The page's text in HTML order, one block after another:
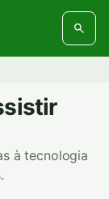
à tecnologia